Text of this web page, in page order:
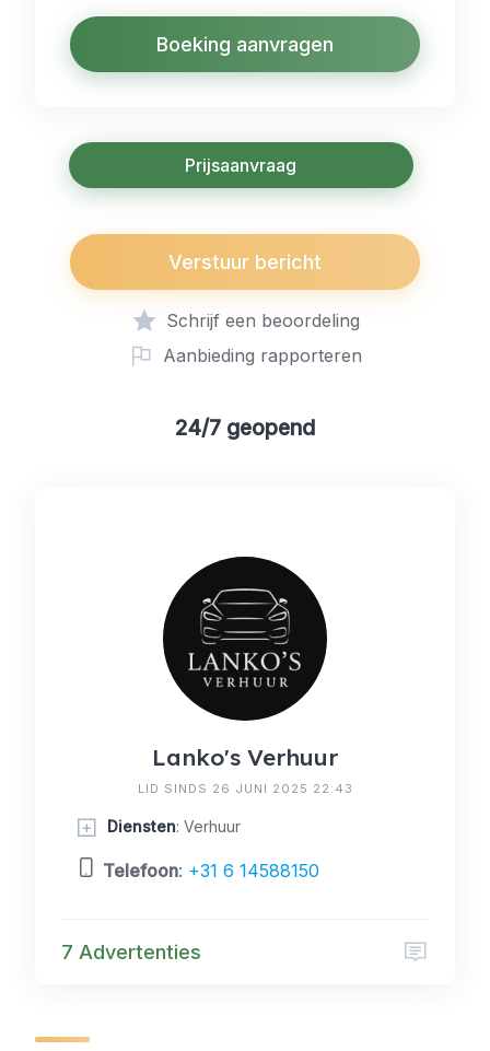
Boeking aanvragen
Prijsaanvraag
Verstuur bericht
Schrijf een beoordeling
Aanbieding rapporteren
24/7 geopend
Lanko's Verhuur
LID SINDS 26 JUNI 2025 22:43
Diensten: Verhuur
Telefoon: +31 6 14588150
7 Advertenties